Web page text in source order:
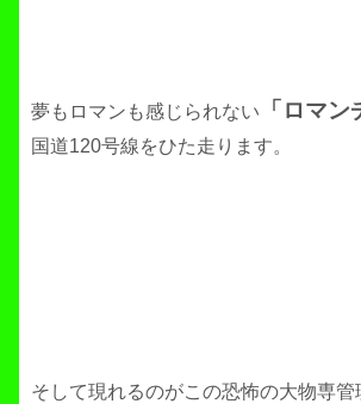
夢もロマンも感じられない 「ロマン
国道120号線をひた走ります。
そして現れるのがこの恐怖の大物専管